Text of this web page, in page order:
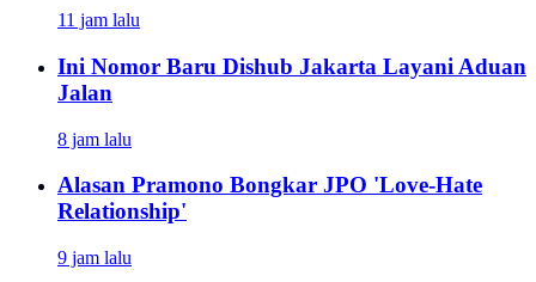
11 jam lalu
Ini Nomor Baru Dishub Jakarta Layani Aduan
Jalan
8 jam lalu
Alasan Pramono Bongkar JPO 'Love-Hate
Relationship'
9 jam lalu